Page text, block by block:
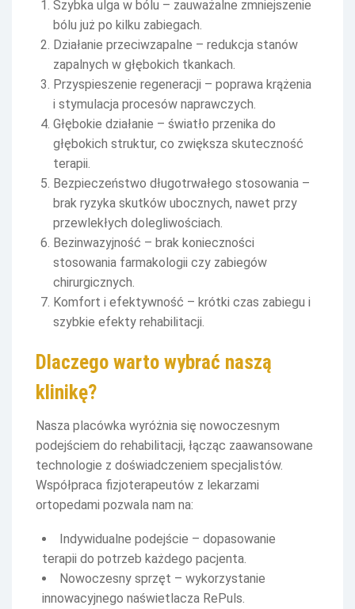
Szybka ulga w bólu – zauważalne zmniejszenie
bólu już po kilku zabiegach.
Działanie przeciwzapalne – redukcja stanów
zapalnych w głębokich tkankach.
Przyspieszenie regeneracji – poprawa krążenia
i stymulacja procesów naprawczych.
Głębokie działanie – światło przenika do
głębokich struktur, co zwiększa skuteczność
terapii.
Bezpieczeństwo długotrwałego stosowania –
brak ryzyka skutków ubocznych, nawet przy
przewlekłych dolegliwościach.
Bezinwazyjność – brak konieczności
stosowania farmakologii czy zabiegów
chirurgicznych.
Komfort i efektywność – krótki czas zabiegu i
szybkie efekty rehabilitacji.
Dlaczego warto wybrać naszą
klinikę?
Nasza placówka wyróżnia się nowoczesnym
podejściem do rehabilitacji, łącząc zaawansowane
technologie z doświadczeniem specjalistów.
Współpraca fizjoterapeutów z lekarzami
ortopedami pozwala nam na:
Indywidualne podejście – dopasowanie
terapii do potrzeb każdego pacjenta.
Nowoczesny sprzęt – wykorzystanie
innowacyjnego naświetlacza RePuls.